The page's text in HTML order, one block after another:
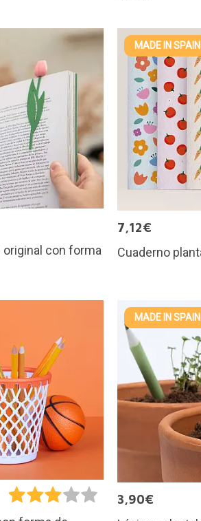
original con forma
MADE IN SPAIN
7,12€
Cuaderno
MADE IN SPAIN
3,90€